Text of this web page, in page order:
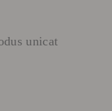
unicat